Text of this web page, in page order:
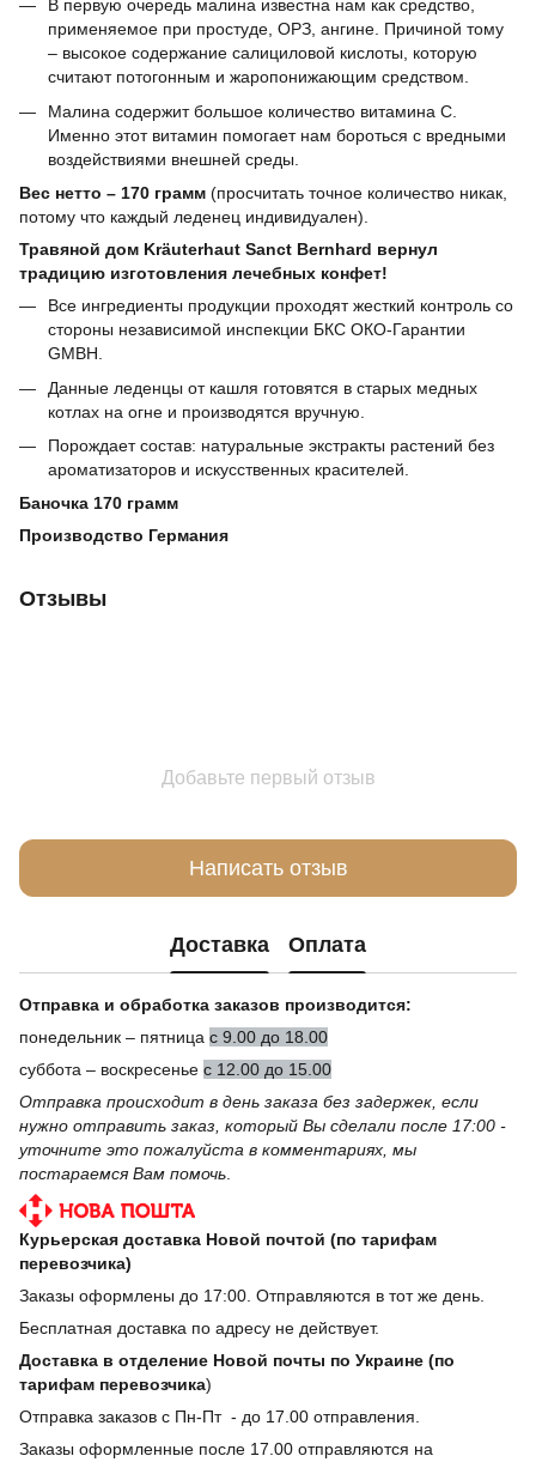
В первую очередь малина известна нам как средство,
применяемое при простуде, ОРЗ, ангине. Причиной тому
– высокое содержание салициловой кислоты, которую
считают потогонным и жаропонижающим средством.
Малина содержит большое количество витамина С.
Именно этот витамин помогает нам бороться с вредными
воздействиями внешней среды.
Вес нетто – 170 грамм (просчитать точное количество никак,
потому что каждый леденец индивидуален).
Травяной дом Kräuterhaut Sanct Bernhard вернул
традицию изготовления лечебных конфет!
Все ингредиенты продукции проходят жесткий контроль со
стороны независимой инспекции БКС ОКО-Гарантии
GMBH.
Данные леденцы от кашля готовятся в старых медных
котлах на огне и производятся вручную.
Порождает состав: натуральные экстракты растений без
ароматизаторов и искусственных красителей.
Баночка 170 грамм
Производство Германия
Отзывы
Добавьте первый отзыв
Написать отзыв
Доставка Оплата
Отправка и обработка заказов производится:
понедельник – пятница с 9.00 до 18.00
суббота – воскресенье с 12.00 до 15.00
Отправка происходит в день заказа без задержек, если
нужно отправить заказ, который Вы сделали после 17:00 -
уточните это пожалуйста в комментариях, мы
постараемся Вам помочь.
Курьерская доставка Новой почтой (по тарифам
перевозчика)
Заказы оформлены до 17:00. Отправляются в тот же день.
Бесплатная доставка по адресу не действует.
Доставка в отделение Новой почты по Украине (по
тарифам перевозчика)
Отправка заказов с Пн-Пт - до 17.00 отправления.
Заказы оформленные после 17.00 отправляются на